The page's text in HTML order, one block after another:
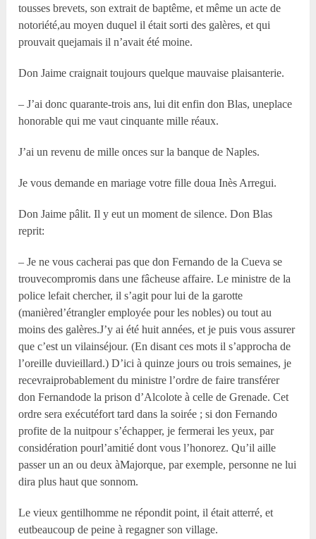
tousses brevets, son extrait de baptême, et même un acte de
notoriété,au moyen duquel il était sorti des galères, et qui
prouvait quejamais il n’avait été moine.
Don Jaime craignait toujours quelque mauvaise plaisanterie.
– J’ai donc quarante-trois ans, lui dit enfin don Blas, uneplace
honorable qui me vaut cinquante mille réaux.
J’ai un revenu de mille onces sur la banque de Naples.
Je vous demande en mariage votre fille doua Inès Arregui.
Don Jaime pâlit. Il y eut un moment de silence. Don Blas
reprit:
– Je ne vous cacherai pas que don Fernando de la Cueva se
trouvecompromis dans une fâcheuse affaire. Le ministre de la
police lefait chercher, il s’agit pour lui de la garotte
(manièred’étrangler employée pour les nobles) ou tout au
moins des galères.J’y ai été huit années, et je puis vous assurer
que c’est un vilainséjour. (En disant ces mots il s’approcha de
l’oreille duvieillard.) D’ici à quinze jours ou trois semaines, je
recevraiprobablement du ministre l’ordre de faire transférer
don Fernandode la prison d’Alcolote à celle de Grenade. Cet
ordre sera exécutéfort tard dans la soirée ; si don Fernando
profite de la nuitpour s’échapper, je fermerai les yeux, par
considération pourl’amitié dont vous l’honorez. Qu’il aille
passer un an ou deux àMajorque, par exemple, personne ne lui
dira plus haut que sonnom.
Le vieux gentilhomme ne répondit point, il était atterré, et
eutbeaucoup de peine à regagner son village.